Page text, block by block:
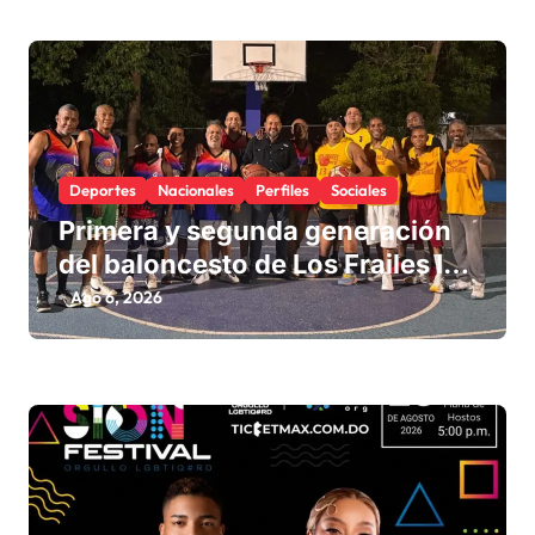
Deportes Nacionales Perfiles Sociales
Primera y segunda generación
del baloncesto de Los Frailes I
fortalecen la hermandad en
histórico reencuentro
Ago 6, 2026